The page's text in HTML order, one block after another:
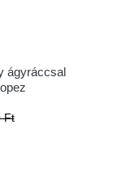
ágyráccsal
Ft